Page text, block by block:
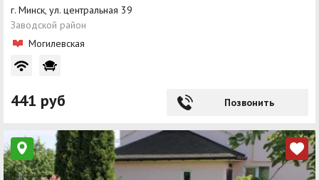
г. Минск, ул. центральная 39
Заводской район
Могилевская
441 руб Позвонить